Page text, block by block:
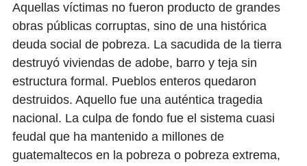
Aquellas víctimas no fueron producto de grandes
obras públicas corruptas, sino de una histórica
deuda social de pobreza. La sacudida de la tierra
destruyó viviendas de adobe, barro y teja sin
estructura formal. Pueblos enteros quedaron
destruidos. Aquello fue una auténtica tragedia
nacional. La culpa de fondo fue el sistema cuasi
feudal que ha mantenido a millones de
guatemaltecos en la pobreza o pobreza extrema,